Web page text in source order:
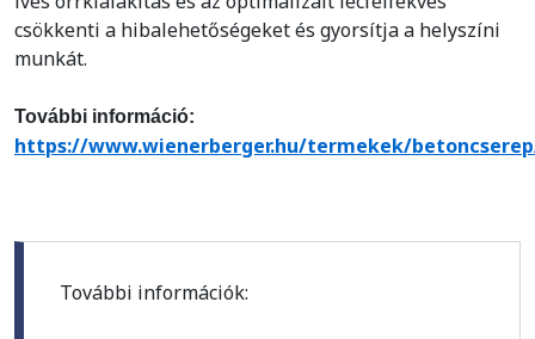
csökkenti a hibalehetőségeket és gyorsítja a helyszíni
munkát.
További információ:
https://www.wienerberger.hu/termekek/
További információk: